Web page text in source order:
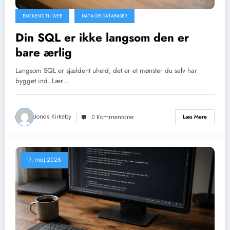
BACKEND TIL WEB DATA OG DATABASER
Din SQL er ikke langsom den er
bare ærlig
Langsom SQL er sjældent uheld, det er et mønster du selv har
bygget ind. Lær…
Jonas Kirkeby 0 Kommentarer Læs Mere
17. maj 2026